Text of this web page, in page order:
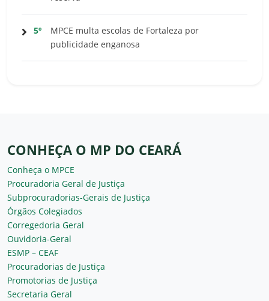
5º
MPCE multa escolas de Fortaleza por
publicidade enganosa
CONHEÇA O MP DO CEARÁ
Conheça o MPCE
Procuradoria Geral de Justiça
Subprocuradorias-Gerais de Justiça
Órgãos Colegiados
Corregedoria Geral
Ouvidoria-Geral
ESMP – CEAF
Procuradorias de Justiça
Promotorias de Justiça
Secretaria Geral